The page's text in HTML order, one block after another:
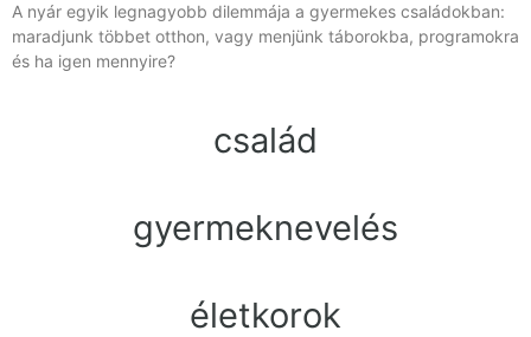
A nyár egyik legnagyobb dilemmája a gyermekes családokban:
maradjunk többet otthon, vagy menjünk táborokba, programokra
és ha igen mennyire?
család
gyermeknevelés
életkorok